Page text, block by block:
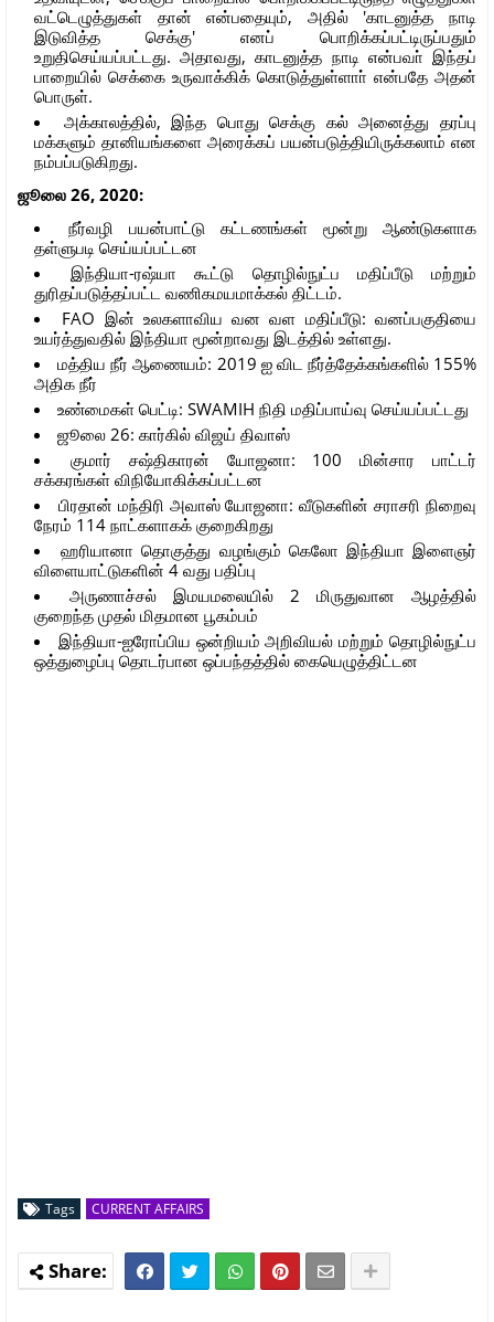
வட்டெழுத்துகள் தான் என்பதையும், அதில் 'காடனுத்த நாடி
இடுவித்த செக்கு' எனப் பொறிக்கப்பட்டிருப்பதும்
உறுதிசெய்யப்பட்டது. அதாவது, காடனுத்த நாடி என்பவா் இந்தப்
பாறையில் செக்கை உருவாக்கிக் கொடுத்துள்ளாா் என்பதே அதன்
பொருள்.
அக்காலத்தில், இந்த பொது செக்கு கல் அனைத்து தரப்பு
மக்களும் தானியங்களை அரைக்கப் பயன்படுத்தியிருக்கலாம் என
நம்பப்படுகிறது.
ஜூலை 26, 2020:
நீர்வழி பயன்பாட்டு கட்டணங்கள் மூன்று ஆண்டுகளாக
தள்ளுபடி செய்யப்பட்டன
இந்தியா-ரஷ்யா கூட்டு தொழில்நுட்ப மதிப்பீடு மற்றும்
துரிதப்படுத்தப்பட்ட வணிகமயமாக்கல் திட்டம்.
FAO இன் உலகளாவிய வன வள மதிப்பீடு: வனப்பகுதியை
உயர்த்துவதில் இந்தியா மூன்றாவது இடத்தில் உள்ளது.
மத்திய நீர் ஆணையம்: 2019 ஐ விட நீர்த்தேக்கங்களில் 155%
அதிக நீர்
உண்மைகள் பெட்டி: SWAMIH நிதி மதிப்பாய்வு செய்யப்பட்டது
ஜூலை 26: கார்கில் விஜய் திவாஸ்
குமார் சஷ்திகாரன் யோஜனா: 100 மின்சார பாட்டர்
சக்கரங்கள் விநியோகிக்கப்பட்டன
பிரதான் மந்திரி அவாஸ் யோஜனா: வீடுகளின் சராசரி நிறைவு
நேரம் 114 நாட்களாகக் குறைகிறது
ஹரியானா தொகுத்து வழங்கும் கெலோ இந்தியா இளைஞர்
விளையாட்டுகளின் 4 வது பதிப்பு
அருணாச்சல் இமயமலையில் 2 மிருதுவான ஆழத்தில்
குறைந்த முதல் மிதமான பூகம்பம்
இந்தியா-ஐரோப்பிய ஒன்றியம் அறிவியல் மற்றும் தொழில்நுட்ப
ஒத்துழைப்பு தொடர்பான ஒப்பந்தத்தில் கையெழுத்திட்டன
Tags CURRENT AFFAIRS